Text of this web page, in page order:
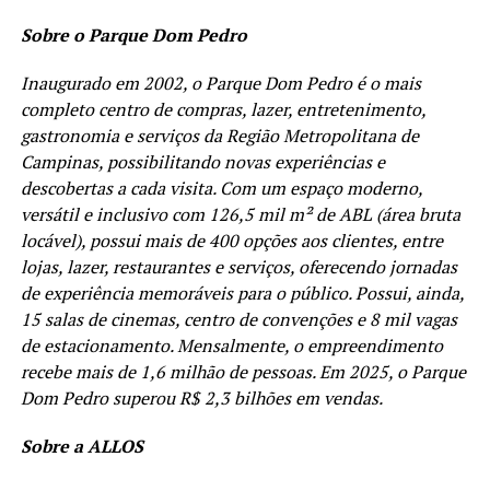
Sobre o Parque Dom Pedro
Inaugurado em 2002, o Parque Dom Pedro é o mais
completo centro de compras, lazer, entretenimento,
gastronomia e serviços da Região Metropolitana de
Campinas, possibilitando novas experiências e
descobertas a cada visita. Com um espaço moderno,
versátil e inclusivo com 126,5 mil m² de ABL (área bruta
locável), possui mais de 400 opções aos clientes, entre
lojas, lazer, restaurantes e serviços, oferecendo jornadas
de experiência memoráveis para o público. Possui, ainda,
15 salas de cinemas, centro de convenções e 8 mil vagas
de estacionamento. Mensalmente, o empreendimento
recebe mais de 1,6 milhão de pessoas. Em 2025, o Parque
Dom Pedro superou R$ 2,3 bilhões em vendas.
Sobre a ALLOS